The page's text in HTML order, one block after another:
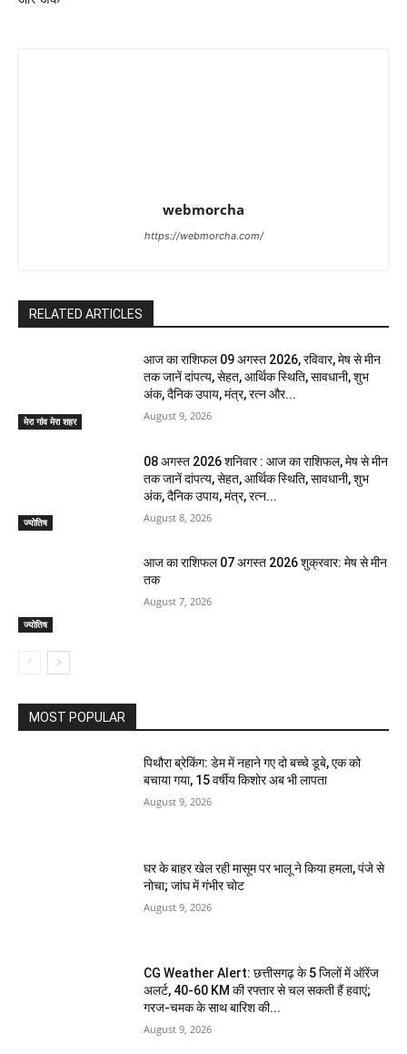
webmorcha
https://webmorcha.com/
RELATED ARTICLES
मेरा गांव मेरा शहर
आज का राशिफल 09 अगस्त 2026, रविवार, मेष से मीन
तक जानें दांपत्य, सेहत, आर्थिक स्थिति, सावधानी, शुभ
अंक, दैनिक उपाय, मंत्र, रत्न और...
August 9, 2026
ज्योतिष
08 अगस्त 2026 शनिवार : आज का राशिफल, मेष से मीन
तक जानें दांपत्य, सेहत, आर्थिक स्थिति, सावधानी, शुभ
अंक, दैनिक उपाय, मंत्र, रत्न...
August 8, 2026
ज्योतिष
आज का राशिफल 07 अगस्त 2026 शुक्रवार: मेष से मीन
तक
August 7, 2026
MOST POPULAR
पिथौरा ब्रेकिंग: डेम में नहाने गए दो बच्चे डूबे, एक को
बचाया गया, 15 वर्षीय किशोर अब भी लापता
August 9, 2026
घर के बाहर खेल रही मासूम पर भालू ने किया हमला, पंजे से
नोचा; जांघ में गंभीर चोट
August 9, 2026
CG Weather Alert: छत्तीसगढ़ के 5 जिलों में ऑरेंज
अलर्ट, 40-60 KM की रफ्तार से चल सकती हैं हवाएं;
गरज-चमक के साथ बारिश की...
August 9, 2026